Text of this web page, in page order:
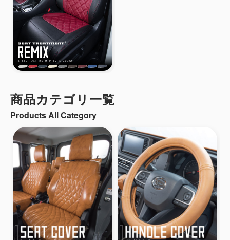
商品カテゴリ一覧
Products All Category